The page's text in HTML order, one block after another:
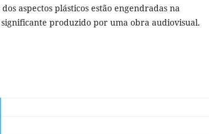
aspectos plásticos estão engendradas na
produzido por uma obra audiovisual.